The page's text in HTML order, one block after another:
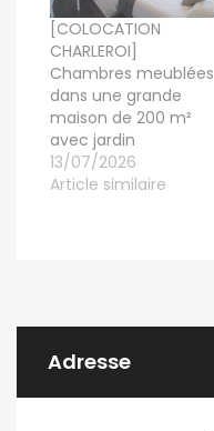
[COLOCATION
CHARLEROI]
Chambres meublées
dans une grande
maison de 200 m²
avec jardin
13/07/2026
Article similaire
Adresse